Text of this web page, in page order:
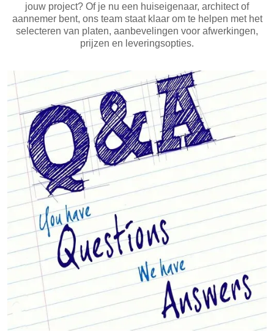
jouw project? Of je nu een huiseigenaar, architect of
aannemer bent, ons team staat klaar om te helpen met het
selecteren van platen, aanbevelingen voor afwerkingen,
prijzen en leveringsopties.